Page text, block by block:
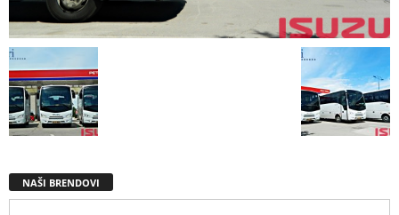
NAŠI BRENDOVI